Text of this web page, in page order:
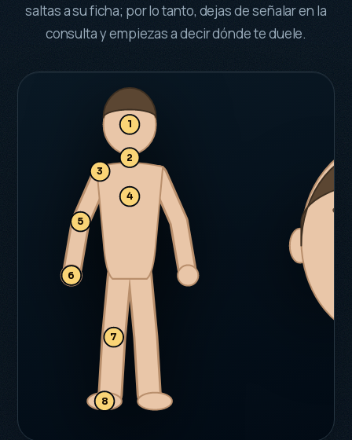
saltas a su ficha; por lo tanto, dejas de señalar en la
consulta y empiezas a decir dónde te duele.
1
2
3
4
5
6
7
8